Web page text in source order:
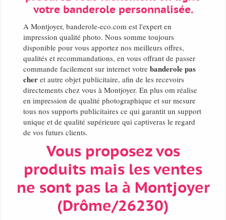
votre banderole personnalisée.
A Montjoyer, banderole-eco.com est l'expert en
impression qualité photo. Nous somme toujours
disponible pour vous apportez nos meilleurs offres,
qualités et recommandations, en vous offrant de passer
commande facilement sur internet votre banderole pas
cher et autre objet publicitaire, afin de les recevoirs
directements chez vous à Montjoyer. En plus om réalise
en impression de qualité photographique et sur mesure
tous nos supports publicitaires ce qui garantit un support
unique et de qualité supérieure qui captiveras le regard
de vos futurs clients.
Vous proposez vos
produits mais les ventes
ne sont pas la à Montjoyer
(Drôme/26230)